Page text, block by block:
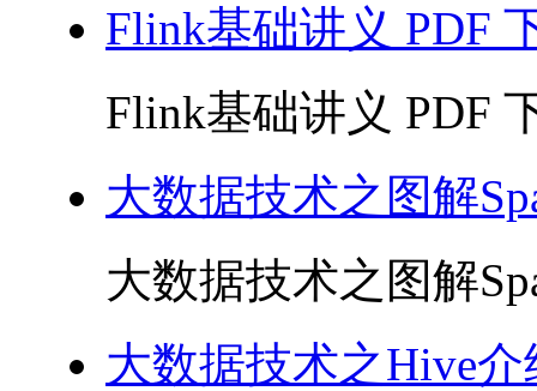
Flink基础讲义 PDF
Flink基础讲义 PDF
大数据技术之图解
大数据技术之图解
大数据技术之Hive